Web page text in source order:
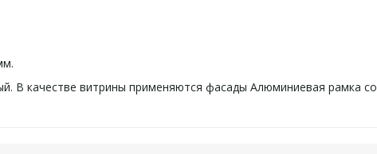
В качестве витрины применяются фасады Алюминиевая рамка со